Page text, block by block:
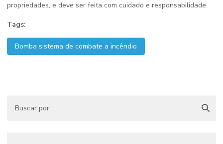
propriedades, e deve ser feita com cuidado e responsabilidade.
Tags:
Bomba sistema de combate a incêndio